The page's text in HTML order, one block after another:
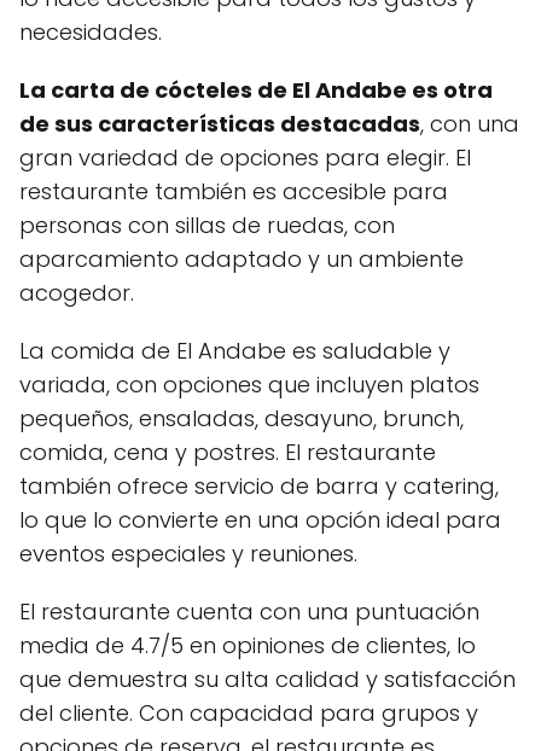
necesidades.
La carta de cócteles de El Andabe es otra
de sus características destacadas, con una
gran variedad de opciones para elegir. El
restaurante también es accesible para
personas con sillas de ruedas, con
aparcamiento adaptado y un ambiente
acogedor.
La comida de El Andabe es saludable y
variada, con opciones que incluyen platos
pequeños, ensaladas, desayuno, brunch,
comida, cena y postres. El restaurante
también ofrece servicio de barra y catering,
lo que lo convierte en una opción ideal para
eventos especiales y reuniones.
El restaurante cuenta con una puntuación
media de 4.7/5 en opiniones de clientes, lo
que demuestra su alta calidad y satisfacción
del cliente. Con capacidad para grupos y